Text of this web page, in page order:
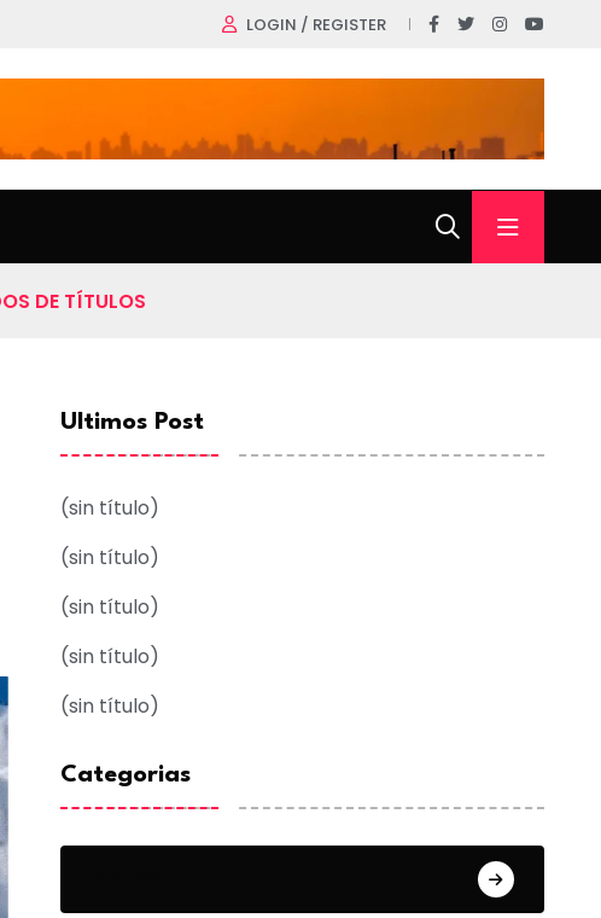
LOGIN / REGISTER
DE TÍTULOS
Ultimos Post
(sin título)
(sin título)
(sin título)
(sin título)
(sin título)
Categorias